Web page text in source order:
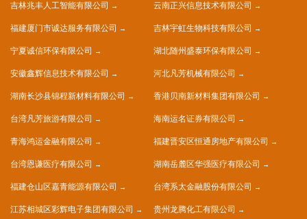
吉林兆丰人工智能有限公司 云南正兴信息技术有限公司
福建厦门市诚达服务有限公司 吉林宇虹生物科技有限公司
宁夏诚信环保有限公司 湖北随州盛泰环保有限公司
安徽鑫辉信息技术有限公司 河北凡芳机械有限公司
湖南长沙县锦程新材料有限公司 香港贝南新材料集团有限公司
台湾凡芳旅游有限公司 海南运名证券有限公司
青海鸿运金融有限公司 福建晋安区恒通房地产有限公司
台湾恩谦医疗有限公司 湖南岳麓区华强医疗有限公司
福建仓山区嘉青能源有限公司 台湾系太金融股份有限公司
江苏相城区彩辉电子集团有限公司 贵州龙腾化工有限公司